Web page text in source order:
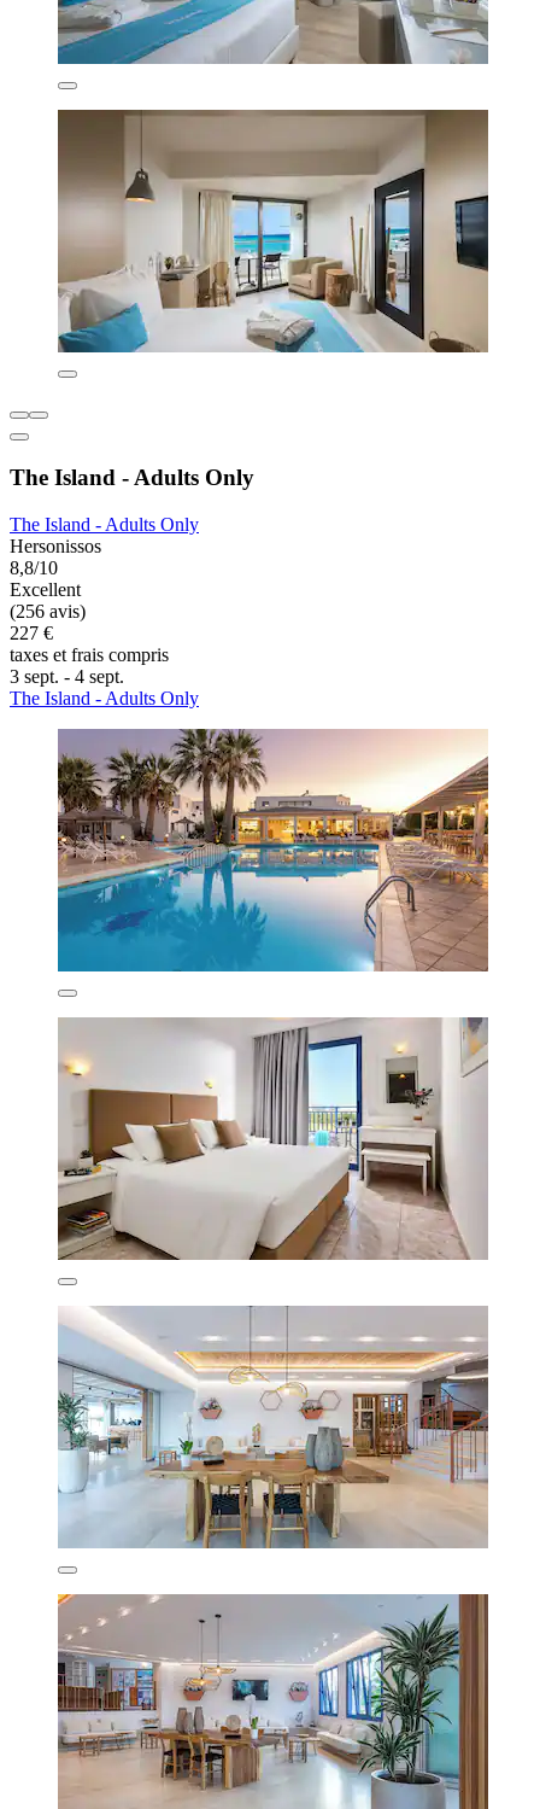
The Island - Adults Only
The Island - Adults Only
Hersonissos
8,8/10
Excellent
(256 avis)
227 €
taxes et frais compris
3 sept. - 4 sept.
The Island - Adults Only